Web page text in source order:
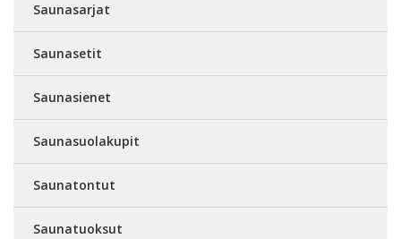
Saunasarjat
Saunasetit
Saunasienet
Saunasuolakupit
Saunatontut
Saunatuoksut